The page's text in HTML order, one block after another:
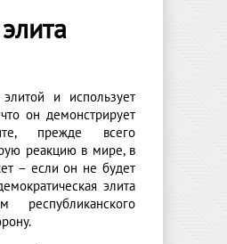
и использует
он демонстрирует
прежде всего
реакцию в мире, в
– если он не будет
элита